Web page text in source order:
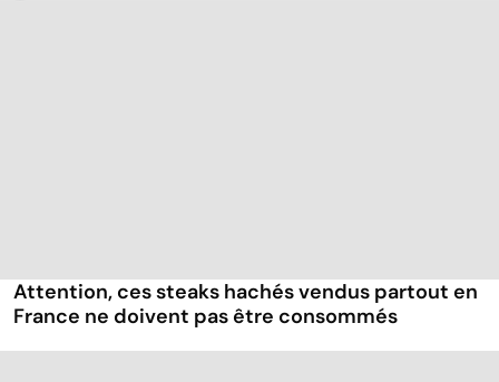
Attention, ces steaks hachés vendus partout en
France ne doivent pas être consommés